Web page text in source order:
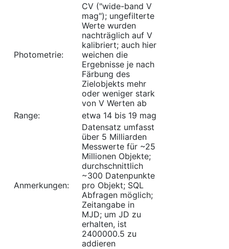
Photometrie:
CV ("wide-band V
mag"); ungefilterte
Werte wurden
nachträglich auf V
kalibriert; auch hier
weichen die
Ergebnisse je nach
Färbung des
Zielobjekts mehr
oder weniger stark
von V Werten ab
Range:
etwa 14 bis 19 mag
Anmerkungen:
Datensatz umfasst
über 5 Milliarden
Messwerte für ~25
Millionen Objekte;
durchschnittlich
~300 Datenpunkte
pro Objekt; SQL
Abfragen möglich;
Zeitangabe in
MJD; um JD zu
erhalten, ist
2400000.5 zu
addieren